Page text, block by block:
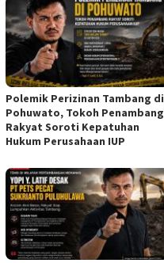
Polemik Perizinan Tambang di
Pohuwato, Tokoh Penambang
Rakyat Soroti Kepatuhan
Hukum Perusahaan IUP